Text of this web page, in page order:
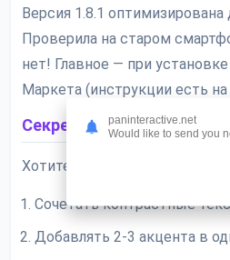
Версия 1.8.1
Проверила на старом
нет! Главное — при
Маркета (инструкции есть
Секреты идеальных
Хотите, чтобы ваши аватары
Сочетать контрастные
Добавлять 2-3 акцента в
paninteractive.net
Would like to send you